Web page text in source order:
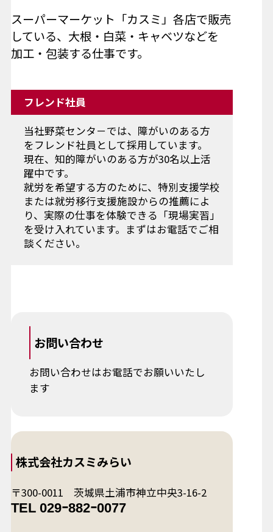
スーパーマーケット「カスミ」各店で販売
している、大根・白菜・キャベツなどを
加工・包装する仕事です。
フレンド社員
当社野菜センタ－では、障がいのある方
をフレンド社員として採用しています。
現在、知的障がいのある方が30名以上活
躍中です。
就労を希望する方のために、特別支援学校
または就労移行支援施設からの推薦によ
り、実際の仕事を体験できる「現場実習」
を受け入れています。まずはお電話でご相
談ください。
お問い合わせ
お問い合わせはお電話でお願いいたし
ます
株式会社カスミみらい
〒300-0011 茨城県土浦市神立中央3-16-2
TEL 029ｰ882ｰ0077